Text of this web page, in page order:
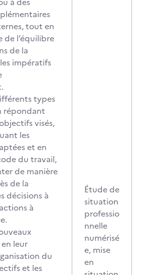
tout en
l’équilibre
de la
impératifs
types
répondant
visés,
les
et en
du travail,
de manière
de la
décisions à
à
leur
du
et les
Étude de
situation
professio
nnelle
numérisé
e, mise
en